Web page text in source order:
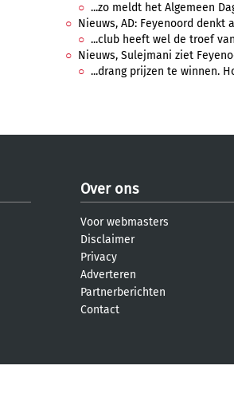
...zo meldt het Algemeen
Nieuws, AD: Feyenoord denkt
...club heeft wel de troef
Nieuws, Sulejmani ziet
...drang prijzen te winnen.
Over ons
Voor webmasters
Disclaimer
Privacy
Adverteren
Partnerberichten
Contact